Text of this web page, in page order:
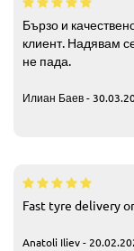
Бързо и
клиент. Надявам
не пада.
Илиан Баев -
Fast tyre delivery
Anatoli Iliev -